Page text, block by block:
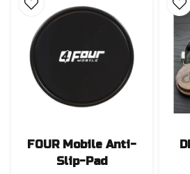
FOUR Mobile Anti-
Slip-Pad